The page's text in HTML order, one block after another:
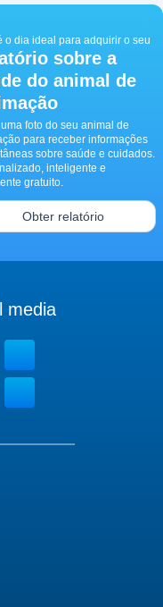
o dia ideal para adquirir o seu
sobre a
do animal de
foto do seu animal de
para receber informações
sobre saúde e cuidados.
inteligente e
gratuito.
Obter relatório
media